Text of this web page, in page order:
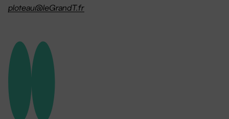
ploteau@leGrandT.fr